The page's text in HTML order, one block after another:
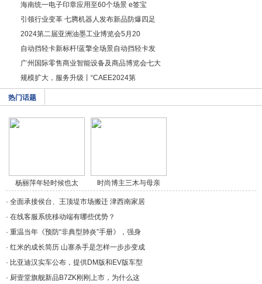
海南统一电子印章应用至60个场景 e签宝
引领行业变革 七腾机器人发布新品防爆四足
2024第二届亚洲油墨工业博览会5月20
自动挡轻卡新标杆!蓝擎全场景自动挡轻卡发
广州国际零售商业智能设备及商品博览会七大
规模扩大，服务升级丨“CAEE2024第
热门话题
杨丽萍年轻时候也太
美/a>
时尚博主三木与母亲
穿/a>
· 全面承接侯台、王顶堤市场搬迁 津西南家居
· 在线客服系统移动端有哪些优势？
· 重温当年《预防“非典型肺炎”手册》，强身
· 红米的成长简历 山寨杀手是怎样一步步变成
· 比亚迪汉实车公布，提供DM版和EV版车型
· 厨壹堂旗舰新品B7ZK刚刚上市，为什么这